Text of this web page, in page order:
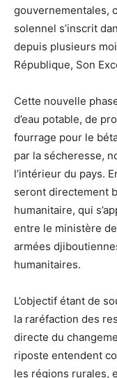
gouvernementales,
solennel s’inscrit
depuis plusieurs
République, Son
Cette nouvelle
d’eau potable, de
fourrage pour le
par la sécheresse,
l’intérieur du pays.
seront directement
humanitaire, qui
entre le ministère
armées
humanitaires.
L’objectif étant de
la raréfaction des
directe du
riposte entendent
les régions rurales,